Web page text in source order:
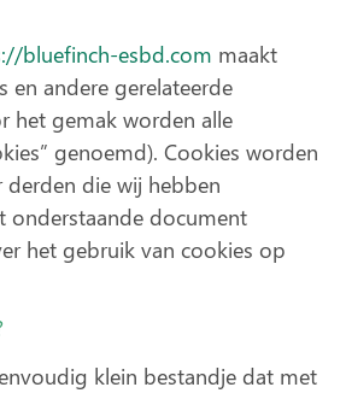
bluefinch-esbd.com maakt
en andere gerelateerde
het gemak worden alle
genoemd). Cookies worden
die wij hebben
onderstaande document
het gebruik van cookies op
klein bestandje dat met